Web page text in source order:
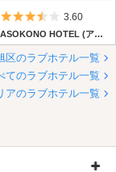
5つ星のうち
3.60
ASOKONO HOTEL (アソコノホテル)
区のラブホテル一覧
てのラブホテル一覧
アのラブホテル一覧